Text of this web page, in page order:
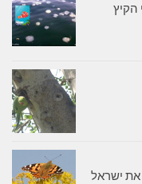
הקיץ
את ישראל